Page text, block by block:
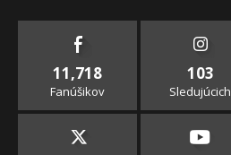
11,718
Fanúšikov
103
Sledujúcich